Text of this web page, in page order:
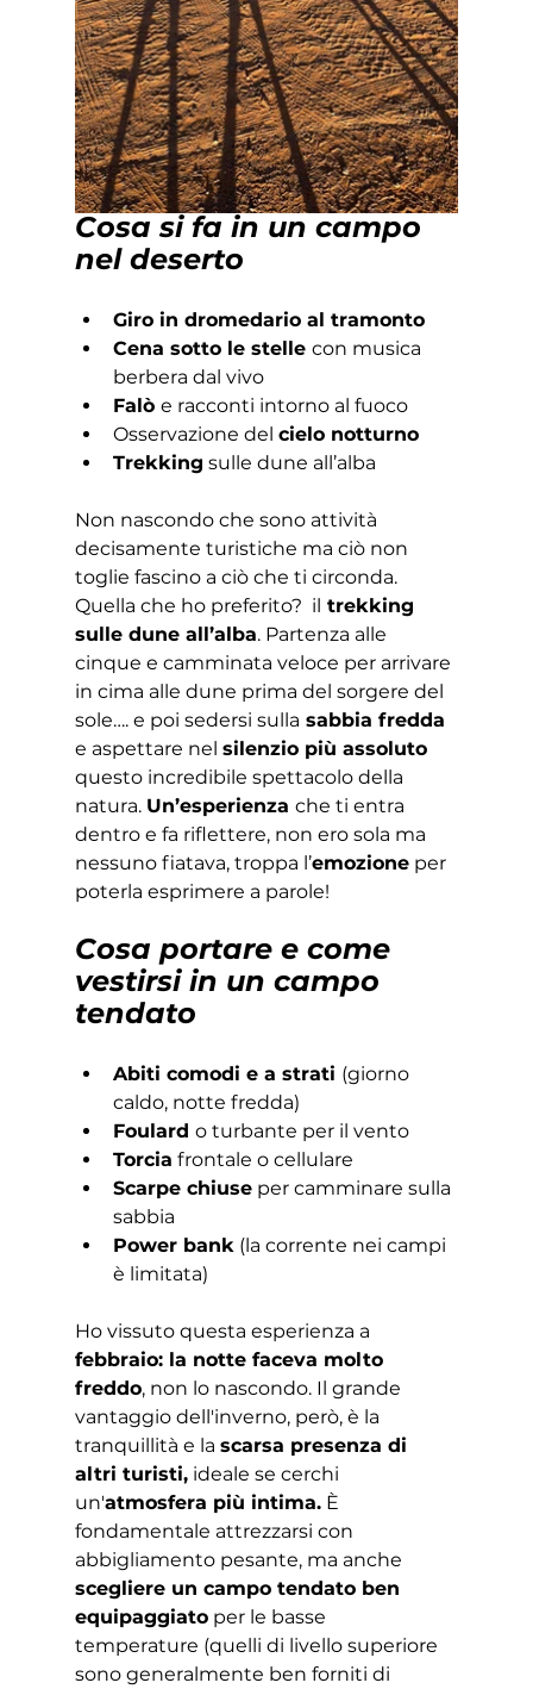
Cosa si fa in un campo
nel deserto
Giro in dromedario al tramonto
Cena sotto le stelle con musica
berbera dal vivo
Falò e racconti intorno al fuoco
Osservazione del cielo notturno
Trekking sulle dune all’alba
Non nascondo che sono attività
decisamente turistiche ma ciò non
toglie fascino a ciò che ti circonda.
Quella che ho preferito?  il trekking
sulle dune all’alba. Partenza alle
cinque e camminata veloce per arrivare
in cima alle dune prima del sorgere del
sole…. e poi sedersi sulla sabbia fredda
e aspettare nel silenzio più assoluto
questo incredibile spettacolo della
natura. Un’esperienza che ti entra
dentro e fa riflettere, non ero sola ma
nessuno fiatava, troppa l’emozione per
poterla esprimere a parole!
Cosa portare e come
vestirsi in un campo
tendato
Abiti comodi e a strati (giorno
caldo, notte fredda)
Foulard o turbante per il vento
Torcia frontale o cellulare
Scarpe chiuse per camminare sulla
sabbia
Power bank (la corrente nei campi
è limitata)
Ho vissuto questa esperienza a
febbraio: la notte faceva molto
freddo, non lo nascondo. Il grande
vantaggio dell'inverno, però, è la
tranquillità e la scarsa presenza di
altri turisti, ideale se cerchi
un'atmosfera più intima. È
fondamentale attrezzarsi con
abbigliamento pesante, ma anche
scegliere un campo tendato ben
equipaggiato per le basse
temperature (quelli di livello superiore
sono generalmente ben forniti di